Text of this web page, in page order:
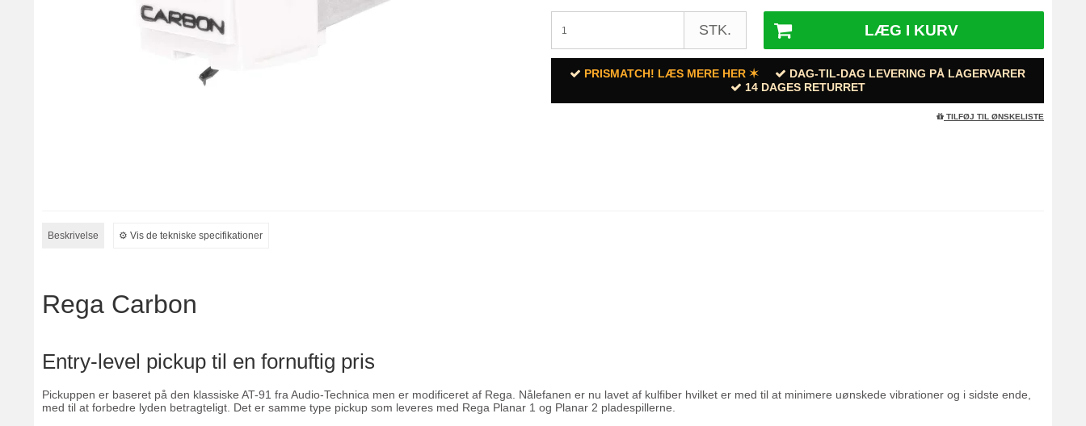
STK. LÆG I KURV
PRISMATCH! LÆS MERE HER ✶
DAG-TIL-DAG LEVERING PÅ LAGERVARER
14 DAGES RETURRET
TILFØJ TIL ØNSKELISTE
Beskrivelse ⚙︎ Vis de tekniske specifikationer
Rega Carbon
Entry-level pickup til en fornuftig pris
Pickuppen er baseret på den klassiske AT-91 fra Audio-Technica men er modificeret af Rega. Nålefanen er nu lavet af kulfiber hvilket er med til at minimere uønskede vibrationer og i sidste ende,
med til at forbedre lyden betragteligt. Det er samme type pickup som leveres med Rega Planar 1 og Planar 2 pladespillerne.